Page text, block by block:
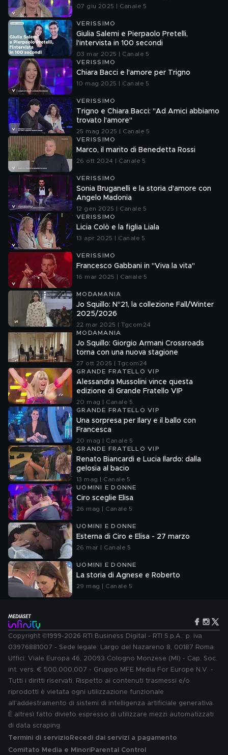
07 giu 2025 | Canale 5
VERISSIMO
Giulia Salemi e Pierpaolo Pretelli,
l'intervista in 100 secondi
03 mar 2025 | Canale 5
VERISSIMO
Chiara Bacci e l'amore per Trigno
10 mag 2025 | Canale 5
VERISSIMO
Trigno e Chiara Bacci: "Ad Amici abbiamo
trovato l'amore"
25 mag 2025 | Canale 5
VERISSIMO
Marco, il marito di Benedetta Rossi
26 ott 2024 | Canale 5
VERISSIMO
Sonia Bruganelli e la storia d'amore con
Angelo Madonia
12 gen 2025 | Canale 5
VERISSIMO
Licia Colò e la figlia Liala
13 apr 2025 | Canale 5
VERISSIMO
Francesco Gabbani in "Viva la vita"
16 mar 2025 | Canale 5
MODAMANIA
Jo Squillo: N°21, la collezione Fall/Winter
2025/2026
22 mar 2025 | Tgcom24
MODAMANIA
Jo Squillo: Giorgio Armani Crossroads
torna con una nuova stagione
27 ott 2025 | Tgcom24
GRANDE FRATELLO VIP
Alessandra Mussolini vince questa
edizione di Grande Fratello VIP
20 mag | Canale 5
GRANDE FRATELLO VIP
Una sorpresa per Ilary e il ballo con
Francesca
20 mag | Canale 5
GRANDE FRATELLO VIP
Renato Biancardi e Lucia Ilardo: dalla
gelosia al bacio
13 mag | Canale 5
UOMINI E DONNE
Ciro sceglie Elisa
26 mag | Canale 5
UOMINI E DONNE
Esterna di Ciro e Elisa - 27 marzo
26 mar | Canale 5
UOMINI E DONNE
La storia di Agnese e Roberto
29 mag | Canale 5
Copyright ©1999-2026 RTI Business Digital - RTI S.p.A.: p. iva
03976881007 - Sede legale: Largo del Nazareno 8, 00187 Roma.
Uffici: Viale Europa 46, 20093 Cologno Monzese (MI) - Cap. Soc.
int. vers. € 500.000.007 - Gruppo MFE Media For Europe N.V. -
Tutti i diritti riservati. Rispetto ai contenuti trasmessi e/o
riprodotti è vietata ogni utilizzazione funzionale
all'addestramento di sistemi di intelligenza artificiale generativa.
È altresì fatto divieto espresso di utilizzare mezzi automatizzati
di data scraping.
Termini di servizio Recedi dai servizi a pagamento
Comitato Media e MinoriParental Control